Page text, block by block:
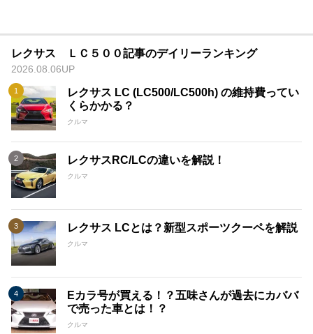
レクサス ＬＣ５００記事のデイリーランキング
2026.08.06UP
レクサス LC (LC500/LC500h) の維持費ってい
くらかかる？
クルマ
レクサスRC/LCの違いを解説！
クルマ
レクサス LCとは？新型スポーツクーペを解説
クルマ
Eカラ号が買える！？五味さんが過去にカババ
で売った車とは！？
クルマ